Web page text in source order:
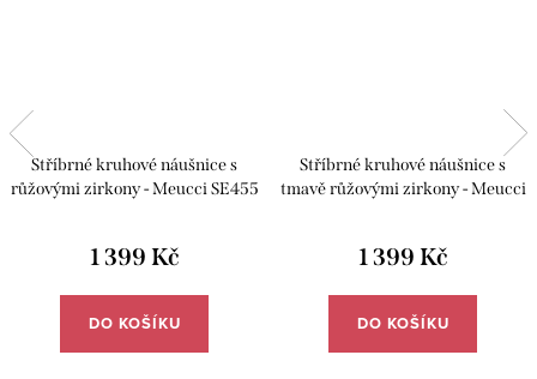
Stříbrné kruhové náušnice s
růžovými zirkony - Meucci SE455
1 399 Kč
DO KOŠÍKU
Stříbrné kruhové náušnice s
tmavě růžovými zirkony - Meucci
1 399 Kč
DO KOŠÍKU